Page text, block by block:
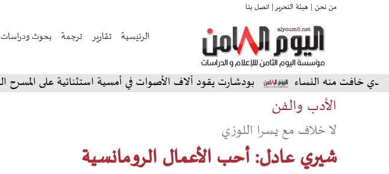
من نحن | هيئة التحرير | اتصل بنا
الرئيسية تقارير ترجمة بحوث ودراسات
النساء بودشارت يقود آلاف الأصوات في أمسية استثنائية على المسرح الشمالي بجرش
الأدب والفن
لا خلاف مع يسرا اللوزي
شيري عادل: أحب الأعمال الرومانسية